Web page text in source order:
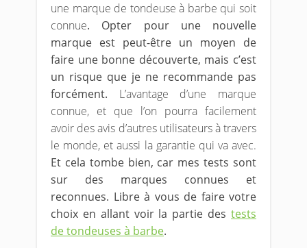
une marque de tondeuse à barbe qui soit
connue. Opter pour une nouvelle
marque est peut-être un moyen de
faire une bonne découverte, mais c’est
un risque que je ne recommande pas
forcément. L’avantage d’une marque
connue, et que l’on pourra facilement
avoir des avis d’autres utilisateurs à travers
le monde, et aussi la garantie qui va avec.
Et cela tombe bien, car mes tests sont
sur des marques connues et
reconnues. Libre à vous de faire votre
choix en allant voir la partie des tests
de tondeuses à barbe.